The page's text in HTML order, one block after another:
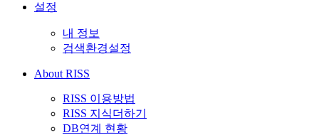
설정
내 정보
검색환경설정
About RISS
RISS 이용방법
RISS 지식더하기
DB연계 현황